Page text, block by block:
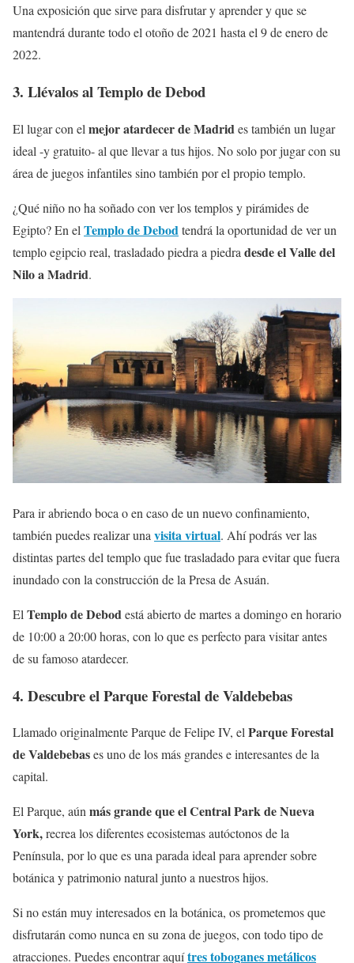
Una exposición que sirve para disfrutar y aprender y que se
mantendrá durante todo el otoño de 2021 hasta el 9 de enero de
2022.
3. Llévalos al Templo de Debod
El lugar con el mejor atardecer de Madrides también un lugar
ideal -y gratuito- al que llevar a tus hijos. No solo por jugar con su
área de juegos infantiles sino también por el propio templo.
¿Qué niño no ha soñado con ver los templos y pirámides de
Egipto? En el Templo de Debodtendrá la oportunidad de ver un
templo egipcio real, trasladado piedra a piedra desde el Valle del
Nilo a Madrid.
Para ir abriendo boca o en caso de un nuevo confinamiento,
también puedes realizar una visita virtual. Ahí podrás ver las
distintas partes del templo que fue trasladado para evitar que fuera
inundado con la construcción de la Presa de Asuán.
El Templo de Debodestá abierto de martes a domingo en horario
de 10:00 a 20:00 horas, con lo que es perfecto para visitar antes
de su famoso atardecer.
4. Descubre el Parque Forestal de Valdebebas
Llamado originalmente Parque de Felipe IV, elParque Forestal
de Valdebebases uno de los más grandes e interesantes de la
capital.
El Parque, aúnmás grande que el Central Park de Nueva
York,recrea los diferentes ecosistemas autóctonos de la
Península, por lo que es una parada ideal para aprender sobre
botánica y patrimonio natural junto a nuestros hijos.
Si no están muy interesados en la botánica, os prometemos que
disfrutarán como nunca en su zona de juegos, con todo tipo de
atracciones. Puedes encontrar aquítres toboganes metálicos